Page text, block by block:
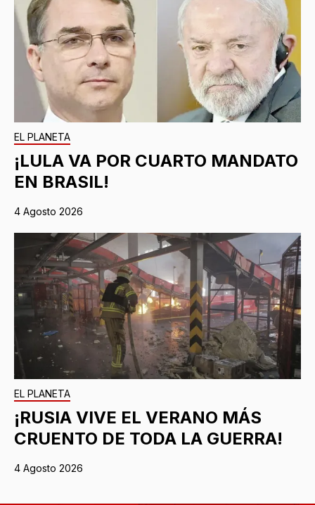
EL PLANETA
¡LULA VA POR CUARTO MANDATO
EN BRASIL!
4 Agosto 2026
EL PLANETA
¡RUSIA VIVE EL VERANO MÁS
CRUENTO DE TODA LA GUERRA!
4 Agosto 2026